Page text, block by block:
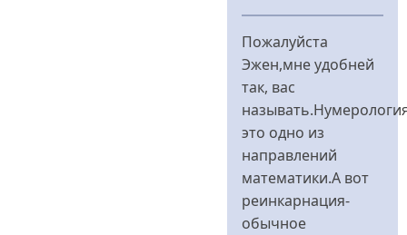
У
відповідь
до
Ну...
я
-
сторонница
від
Bitch
Girl
Пожалуйста
Эжен,мне удобней
так, вас
это одно из
направлений
математики.А вот
реинкарнация-
обычное